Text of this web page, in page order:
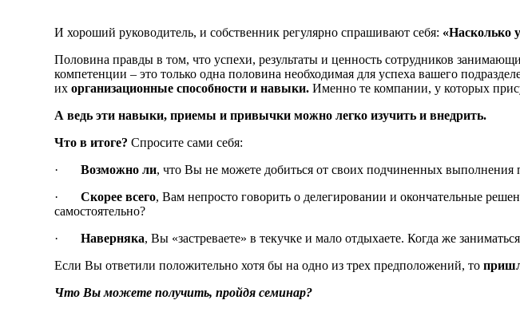
И хороший руководитель, и собственник регулярно спрашивают себя: «Насколько
Половина правды в том, что успехи, результаты и ценность сотрудников
компетенции – это только одна половина необходимая для успеха вашего
их организационные способности и навыки. Именно те компании, у которых
А ведь эти навыки, приемы и привычки можно легко изучить и внедрить.
Что в итоге? Спросите сами себя:
· Возможно ли, что Вы не можете добиться от своих подчиненных выполнения
· Скорее всего, Вам непросто говорить о делегировании и окончательные
самостоятельно?
· Наверняка, Вы «застреваете» в текучке и мало отдыхаете. Когда же
Если Вы ответили положительно хотя бы на одно из трех предположений, то
Что Вы можете получить, пройдя семинар?